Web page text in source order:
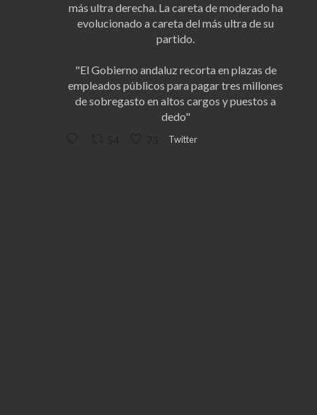
más ultra derecha. La careta de moderado ha
evolucionado a careta del más ultra de su
partido.
"El Gobierno andaluz recorta en plazas de
empleados públicos para pagar tres millones
de sobregasto en altos cargos y puestos a
dedo"
Twitter